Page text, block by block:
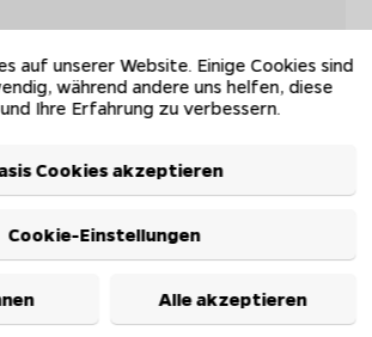
auf unserer Website. Einige Cookies sind
während andere uns helfen, diese
Ihre Erfahrung zu verbessern.
Cookies akzeptieren
Cookie-Einstellungen
Alle akzeptieren